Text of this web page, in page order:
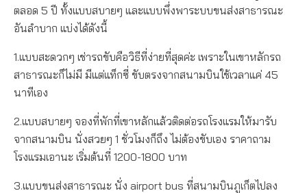
ตลอด 5 ปี ทั้งแบบสบายๆ และแบบพึ่งพาระบบขนส่งสาธารณะ
อันลำบาก แบ่งได้ดังนี้
1.แบบสะดวกๆ เช่ารถขับคือวิธีที่ง่ายที่สุดค่ะ เพราะในเขาหลักรถ
สาธารณะก็ไม่มี มีแต่แท็กซี่ ขับตรงจากสนามบินใช้เวลาแค่ 45
นาทีเอง
2.แบบสบายๆ จองที่พักที่เขาหลักแล้วติดต่อรถโรงแรมให้มารับ
จากสนามบิน นั่งสวยๆ 1 ชั่วโมงก็ถึง ไม่ต้องขับเอง ราคาถาม
โรงแรมเอานะ เริ่มต้นที่ 1200-1800 บาท
3.แบบขนส่งสาธารณะ นั่ง airport bus ที่สนามบินภูเก็ตไปลง